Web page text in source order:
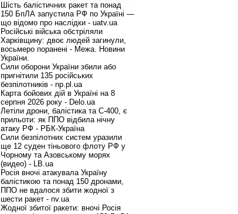
Шість балістичних ракет та понад
150 БпЛА запустила РФ по Україні —
що відомо про наслідки - uatv.ua
Російські війська обстріляли
Харківщину: двоє людей загинули,
восьмеро поранені - Межа. Новини
України.
Сили оборони України збили або
пригнітили 135 російських
безпілотників - np.pl.ua
Карта бойових дій в Україні на 8
серпня 2026 року - Delo.ua
Летіли дрони, балістика та С-400, є
прильоти: як ППО відбила нічну
атаку РФ - РБК-Україна
Сили безпілотних систем уразили
ще 12 суден тіньового флоту РФ у
Чорному та Азовському морях
(видео) - LB.ua
Росія вночі атакувала Україну
балістикою та понад 150 дронами,
ППО не вдалося збити жодної з
шести ракет - nv.ua
Жодної збитої ракети: вночі Росія